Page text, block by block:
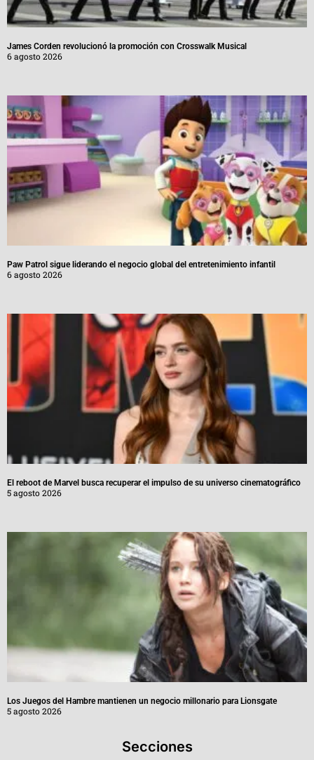
James Corden revolucionó la promoción con Crosswalk Musical
6 agosto 2026
Paw Patrol sigue liderando el negocio global del entretenimiento infantil
6 agosto 2026
El reboot de Marvel busca recuperar el impulso de su universo cinematográfico
5 agosto 2026
Los Juegos del Hambre mantienen un negocio millonario para Lionsgate
5 agosto 2026
Secciones